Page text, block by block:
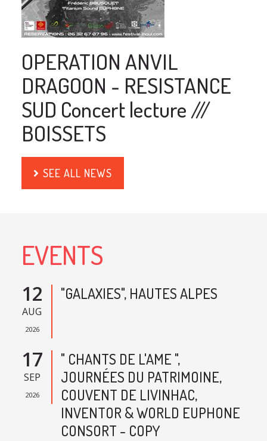
OPERATION ANVIL
DRAGOON - RESISTANCE
SUD Concert lecture ///
BOISSETS
SEE ALL NEWS
EVENTS
12
AUG
2026
"GALAXIES", HAUTES ALPES
17
SEP
2026
" CHANTS DE L'AME ",
JOURNÉES DU PATRIMOINE,
COUVENT DE LIVINHAC,
INVENTOR & WORLD EUPHONE
CONSORT - COPY